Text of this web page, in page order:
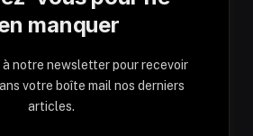
manquer
notre newsletter pour recevoir
votre boîte mail nos derniers
articles.